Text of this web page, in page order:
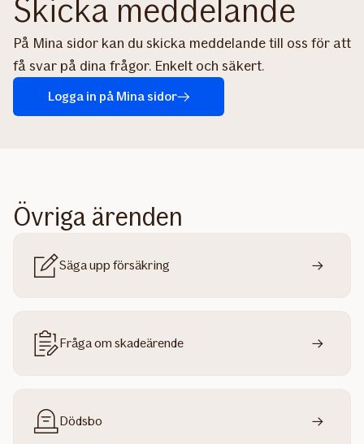
Skicka meddelande
På Mina sidor kan du skicka meddelande till oss för att
få svar på dina frågor. Enkelt och säkert.
Logga in på Mina sidor
Övriga ärenden
Säga upp försäkring
Fråga om skadeärende
Dödsbo